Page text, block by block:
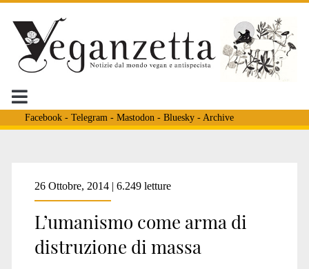
Facebook- Telegram - Mastodon - Bluesky- Archive
Tag:
<span>Firenze
26 Ottobre, 2014 | 6.249 letture
L’umanismo come arma di
distruzione di massa